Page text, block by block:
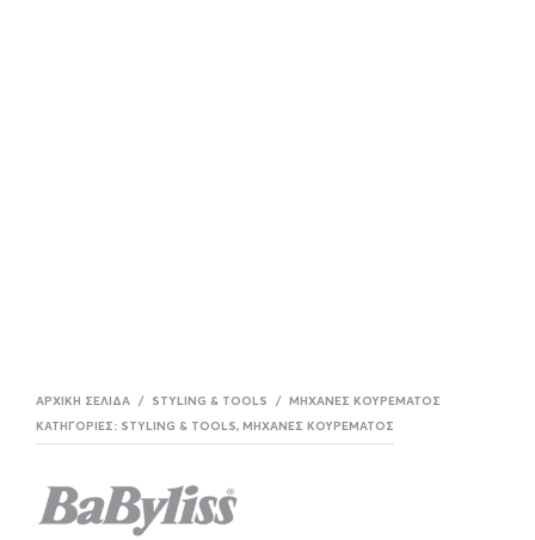
ΑΡΧΙΚΉ ΣΕΛΊΔΑ / STYLING & TOOLS / ΜΗΧΑΝΈΣ ΚΟΥΡΈΜΑΤΟΣ
ΚΑΤΗΓΟΡΊΕΣ: STYLING & TOOLS, ΜΗΧΑΝΈΣ ΚΟΥΡΈΜΑΤΟΣ